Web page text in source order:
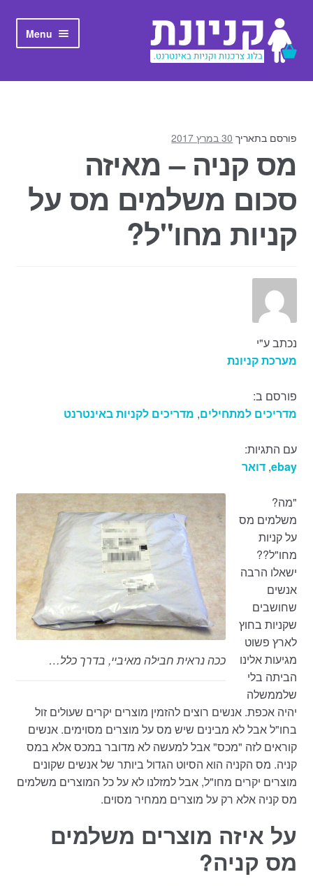
Skip to navigation
Skip to content
Menu
ראשי
פורסם בתאריך 30 במרץ 2017
מס קניה – מאיזה
סכום משלמים מס על
קניות מחו"ל?
נכתב ע"י
מערכת קניונת
פורסם ב:
מדריכים למתחילים, מדריכים לקניות באינטרנט
עם התגיות:
ebay
, דואר
ככה נראית חבילה מאיביי, בדרך כלל…
"מה?
משלמים מס
על קניות
מחו"ל??
ישאלו הרבה
אנשים
שחושבים
שקניות בחוץ
לארץ פשוט
מגיעות אלינו
הביתה בלי
שלממשלה
יהיה אכפת. אנשים רוצים להזמין מוצרים יקרים שעולים זול
בחו"ל אבל לא מבינים שיש מס על מוצרים מסוימים. אנשים
קוראים לזה "מכס" אבל למעשה לא מדובר במכס אלא במס
קניה. מס הקניה הוא הסיוט הגדול ביותר של אנשים שקונים
מוצרים יקרים מחו"ל, אבל למזלנו לא על כל המוצרים משלמים
מס קניה אלא רק על מוצרים ממחיר מסוים.
על איזה מוצרים משלמים
מס קניה?